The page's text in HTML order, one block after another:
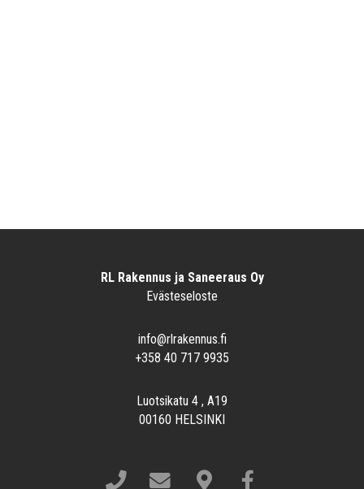
RL Rakennus ja Saneeraus Oy
Evästeseloste
info@rlrakennus.fi
+358 40 717 9935
Luotsikatu 4 , A19
00160 HELSINKI